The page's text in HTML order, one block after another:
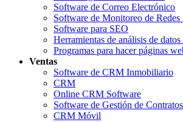
Software de Correo Electrónico
Software de Monitoreo de Redes
Software para SEO
Herramientas de análisis de
Programas para hacer páginas
Ventas
Software de CRM Inmobiliario
CRM
Online CRM Software
Software de Gestión de Contratos
CRM Móvil